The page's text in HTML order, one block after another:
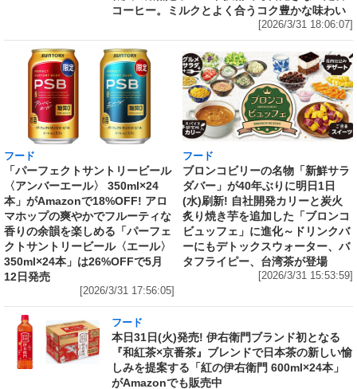
コーヒー。ミルクとよく合うコク豊かな味わい
[2026/3/31 18:06:07]
フード
「パーフェクトサントリービール
〈アンバーエール〉 350ml×24
本」がAmazonで18%OFF! アロ
マホップの爽やかでフルーティな
香りの余韻を楽しめる「パーフェ
クトサントリービール〈エール〉
350ml×24本」は26%OFFで5月
12日発売
[2026/3/31 17:56:05]
フード
ブロンコビリーの名物「新鮮サラ
ダバー」が40年ぶりに明日1日
(水)刷新! 自社開発カリーと炭火
炙り焼き芋を追加した「ブロンコ
ビュッフェ」に進化～ドリンクバ
ーにもデトックスウォーター、バ
タフライピー、台湾茶が登場
[2026/3/31 15:53:59]
フード
本日31日(火)発売! 伊右衛門ブランド初となる
『和紅茶×京番茶』ブレンドで日本茶の新しい愉
しみを提案する「紅の伊右衛門 600ml×24本」
がAmazonでも販売中